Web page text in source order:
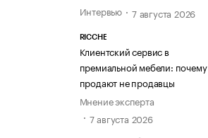
Интервью
7 августа 2026
RICCHE
Клиентский сервис в
премиальной мебели: почему
продают не продавцы
Мнение эксперта
7 августа 2026